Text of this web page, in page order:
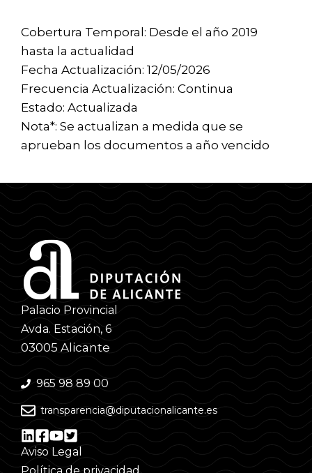
Cobertura Temporal: Desde el año 2019
hasta la actualidad
Fecha Actualización: 12/05/2026
Frecuencia Actualización: Continua
Estado: Actualizada
Nota*: Se actualizan a medida que se
aprueban los documentos a año vencido
Palacio Provincial
Avda. Estación, 6
03005 Alicante
965 98 89 00
transparencia@diputacionalicante.es
Aviso Legal
Política de privacidad